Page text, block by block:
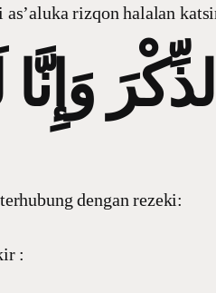
rizqon halalan
وَإِنَّا
dengan rezeki:
: